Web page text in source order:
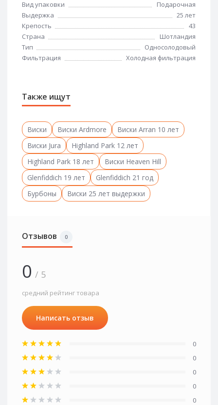
Вид упаковки
Подарочная
Выдержка
25 лет
Крепость
43
Страна
Шотландия
Тип
Односолодовый
Фильтрация
Холодная фильтрация
Также ищут
Виски Виски Ardmore
Виски Arran 10 лет
Виски Jura
Highland Park 12 лет
Highland Park 18 лет
Виски Heaven Hill
Glenfiddich 19 лет
Glenfiddich 21 год
Бурбоны
Виски 25 лет выдержки
Отзывов 0
0 / 5
средний рейтинг товара
Написать отзыв
0
0
0
0
0